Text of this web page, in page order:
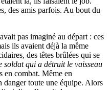
des amis parfois. Au bout du
pas imaginé au départ : ces
ils avaient déjà la même
des têtes brûlées qui se
qui a détruit le vaisseau
en combat. Même en
danger toute une équipe. Alors